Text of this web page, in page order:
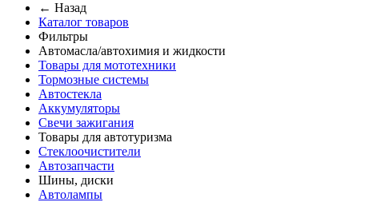
← Назад
Каталог товаров
Фильтры
Автомасла/автохимия и жидкости
Товары для мототехники
Тормозные системы
Автостекла
Аккумуляторы
Свечи зажигания
Товары для автотуризма
Стеклоочистители
Автозапчасти
Шины, диски
Автолампы